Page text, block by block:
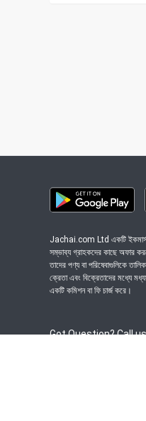
Jachai.com Ltd একটি ইকমার্স
সম্ভাব্য গ্রাহকদের কাছে অফার
তাদের পণ্য বা পরিষেবাগুলিকে
ক্রেতা এবং বিক্রেতাদের মধ্যে
একটি কমিশন বা ফি চার্জ করে।
Got Question? Call